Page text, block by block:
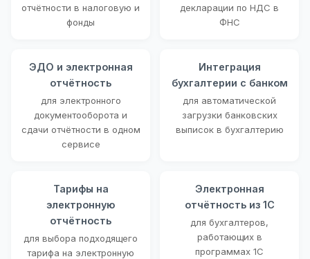
отчётности в налоговую и
фонды
декларации по НДС в
ФНС
ЭДО и электронная
отчётность
для электронного
документооборота и
сдачи отчётности в одном
сервисе
Интеграция
бухгалтерии с банком
для автоматической
загрузки банковских
выписок в бухгалтерию
Тарифы на
электронную
отчётность
для выбора подходящего
тарифа на электронную
Электронная
отчётность из 1С
для бухгалтеров,
работающих в
программах 1С